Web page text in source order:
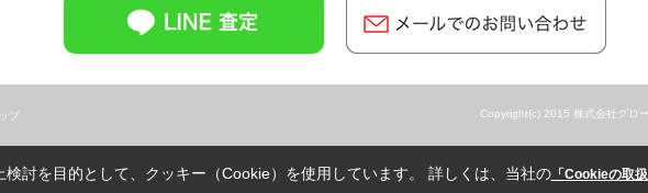
プ Copyright(c) 2015 株式会社グロ
討を目的として、クッキー（Cookie）を使用しています。 詳しくは、当社の「Cookieの取扱